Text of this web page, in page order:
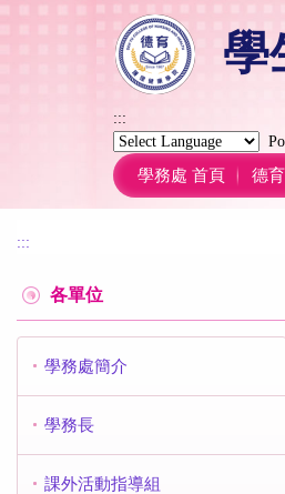
學
:::
學務處 首頁 德
:::
各單位
學務處簡介
學務長
課外活動指導組